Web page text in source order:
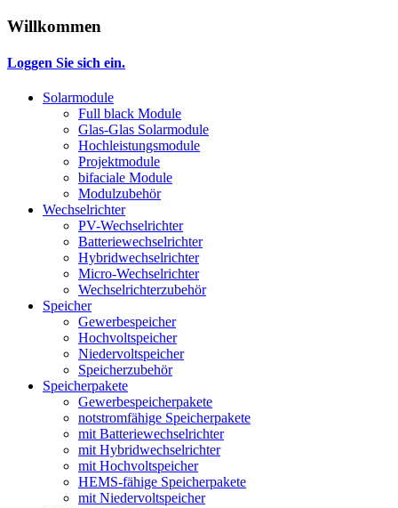
Willkommen
Loggen Sie sich ein.
Solarmodule
Full black Module
Glas-Glas Solarmodule
Hochleistungsmodule
Projektmodule
bifaciale Module
Modulzubehör
Wechselrichter
PV-Wechselrichter
Batteriewechselrichter
Hybridwechselrichter
Micro-Wechselrichter
Wechselrichterzubehör
Speicher
Gewerbespeicher
Hochvoltspeicher
Niedervoltspeicher
Speicherzubehör
Speicherpakete
Gewerbespeicherpakete
notstromfähige Speicherpakete
mit Batteriewechselrichter
mit Hybridwechselrichter
mit Hochvoltspeicher
HEMS-fähige Speicherpakete
mit Niedervoltspeicher